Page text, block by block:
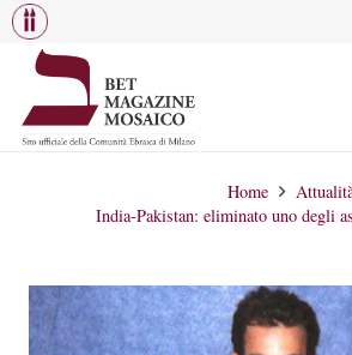
Home
India-Pakistan: eliminato uno degli